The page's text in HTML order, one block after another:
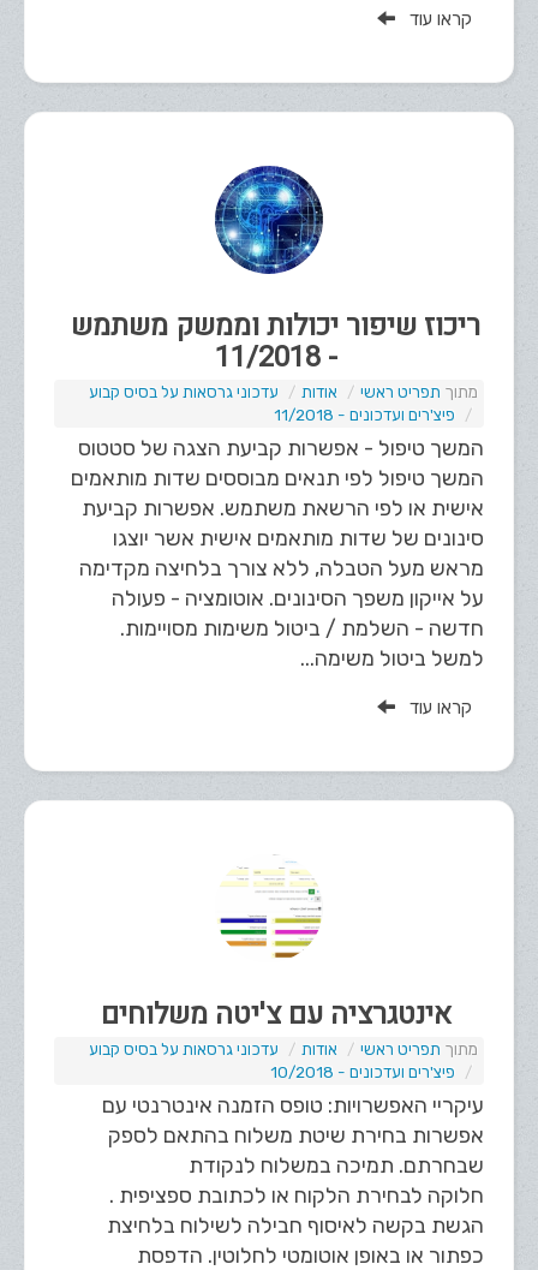
קראו עוד
ריכוז שיפור יכולות וממשק משתמש
- 11/2018
תפריט ראשי אודות
עדכוני גרסאות על בסיס קבוע
פיצ'רים ועדכונים - 11/2018
המשך טיפול - אפשרות קביעת הצגה של סטטוס
המשך טיפול לפי תנאים מבוססים שדות מותאמים
אישית או לפי הרשאת משתמש. אפשרות קביעת
סינונים של שדות מותאמים אישית אשר יוצגו
מראש מעל הטבלה, ללא צורך בלחיצה מקדימה
על אייקון משפך הסינונים. אוטומציה - פעולה
חדשה - השלמת / ביטול משימות מסויימות.
למשל ביטול משימה...
קראו עוד
אינטגרציה עם צ'יטה משלוחים
תפריט ראשי אודות
עדכוני גרסאות על בסיס קבוע
פיצ'רים ועדכונים - 10/2018
עיקריי האפשרויות: טופס הזמנה אינטרנטי עם
אפשרות בחירת שיטת משלוח בהתאם לספק
שבחרתם. תמיכה במשלוח לנקודת
חלוקה לבחירת הלקוח או לכתובת ספציפית .
הגשת בקשה לאיסוף חבילה לשילוח בלחיצת
כפתור או באופן אוטומטי לחלוטין. הדפסת